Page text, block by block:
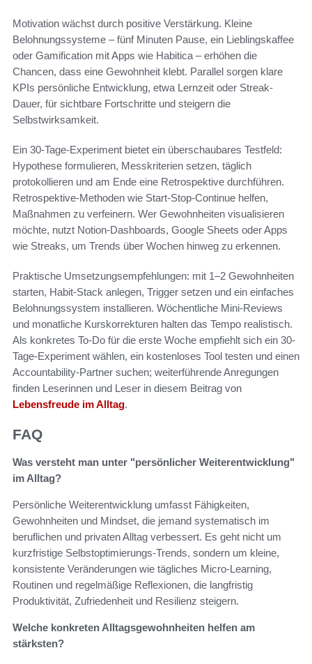
Motivation wächst durch positive Verstärkung. Kleine
Belohnungssysteme – fünf Minuten Pause, ein Lieblingskaffee
oder Gamification mit Apps wie Habitica – erhöhen die
Chancen, dass eine Gewohnheit klebt. Parallel sorgen klare
KPIs persönliche Entwicklung, etwa Lernzeit oder Streak-
Dauer, für sichtbare Fortschritte und steigern die
Selbstwirksamkeit.
Ein 30-Tage-Experiment bietet ein überschaubares Testfeld:
Hypothese formulieren, Messkriterien setzen, täglich
protokollieren und am Ende eine Retrospektive durchführen.
Retrospektive-Methoden wie Start-Stop-Continue helfen,
Maßnahmen zu verfeinern. Wer Gewohnheiten visualisieren
möchte, nutzt Notion-Dashboards, Google Sheets oder Apps
wie Streaks, um Trends über Wochen hinweg zu erkennen.
Praktische Umsetzungsempfehlungen: mit 1–2 Gewohnheiten
starten, Habit-Stack anlegen, Trigger setzen und ein einfaches
Belohnungssystem installieren. Wöchentliche Mini-Reviews
und monatliche Kurskorrekturen halten das Tempo realistisch.
Als konkretes To‑Do für die erste Woche empfiehlt sich ein 30-
Tage-Experiment wählen, ein kostenloses Tool testen und einen
Accountability-Partner suchen; weiterführende Anregungen
finden Leserinnen und Leser in diesem Beitrag von
Lebensfreude im Alltag.
FAQ
Was versteht man unter "persönlicher Weiterentwicklung"
im Alltag?
Persönliche Weiterentwicklung umfasst Fähigkeiten,
Gewohnheiten und Mindset, die jemand systematisch im
beruflichen und privaten Alltag verbessert. Es geht nicht um
kurzfristige Selbstoptimierungs-Trends, sondern um kleine,
konsistente Veränderungen wie tägliches Micro-Learning,
Routinen und regelmäßige Reflexionen, die langfristig
Produktivität, Zufriedenheit und Resilienz steigern.
Welche konkreten Alltagsgewohnheiten helfen am
stärksten?